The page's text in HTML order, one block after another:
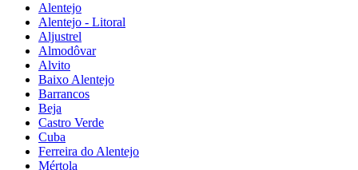
Alentejo
Alentejo - Litoral
Aljustrel
Almodôvar
Alvito
Baixo Alentejo
Barrancos
Beja
Castro Verde
Cuba
Ferreira do Alentejo
Mértola